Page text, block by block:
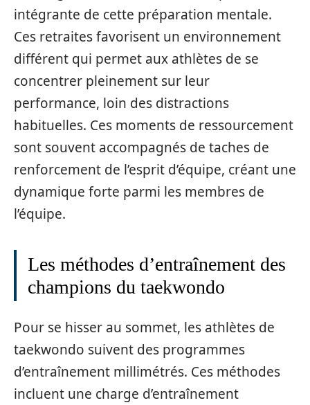
intégrante de cette préparation mentale.
Ces retraites favorisent un environnement
différent qui permet aux athlètes de se
concentrer pleinement sur leur
performance, loin des distractions
habituelles. Ces moments de ressourcement
sont souvent accompagnés de taches de
renforcement de l’esprit d’équipe, créant une
dynamique forte parmi les membres de
l’équipe.
Les méthodes d’entraînement des
champions du taekwondo
Pour se hisser au sommet, les athlètes de
taekwondo suivent des programmes
d’entraînement millimétrés. Ces méthodes
incluent une charge d’entraînement